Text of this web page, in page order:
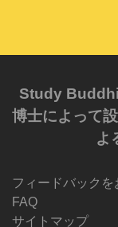
Study
博士によって
よ
フィードバック
FAQ
サイトマップ